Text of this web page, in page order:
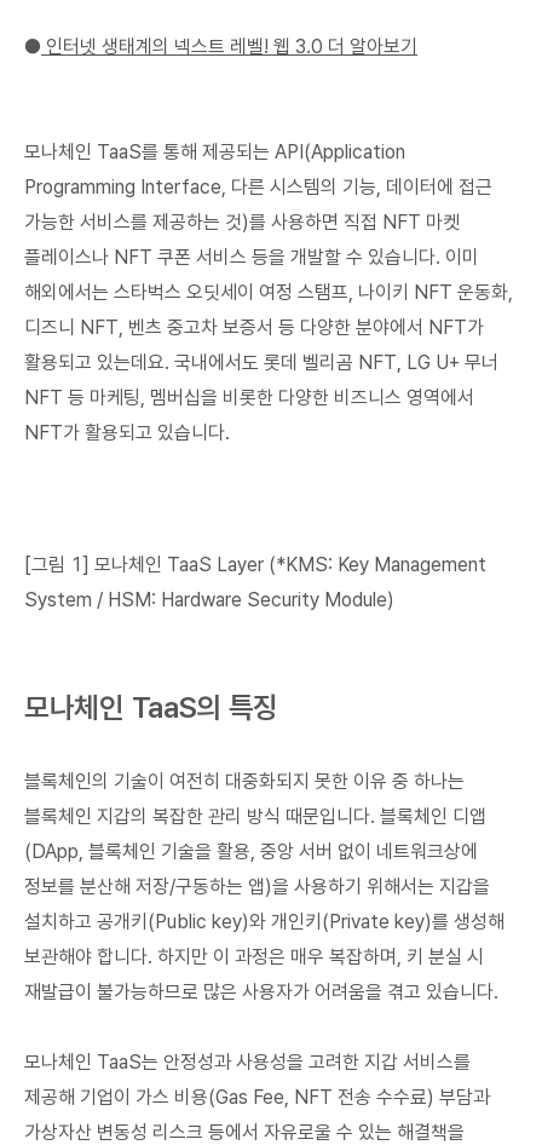
● 인터넷 생태계의 넥스트 레벨! 웹 3.0 더 알아보기
모나체인 TaaS를 통해 제공되는 API(Application
Programming Interface, 다른 시스템의 기능, 데이터에 접근
가능한 서비스를 제공하는 것)를 사용하면 직접 NFT 마켓
플레이스나 NFT 쿠폰 서비스 등을 개발할 수 있습니다. 이미
해외에서는 스타벅스 오딧세이 여정 스탬프, 나이키 NFT 운동화,
디즈니 NFT, 벤츠 중고차 보증서 등 다양한 분야에서 NFT가
활용되고 있는데요. 국내에서도 롯데 벨리곰 NFT, LG U+ 무너
NFT 등 마케팅, 멤버십을 비롯한 다양한 비즈니스 영역에서
NFT가 활용되고 있습니다.
[그림 1] 모나체인 TaaS Layer (*KMS: Key Management
System / HSM: Hardware Security Module)
모나체인 TaaS의 특징
블록체인의 기술이 여전히 대중화되지 못한 이유 중 하나는
블록체인 지갑의 복잡한 관리 방식 때문입니다. 블록체인 디앱
(DApp, 블록체인 기술을 활용, 중앙 서버 없이 네트워크상에
정보를 분산해 저장/구동하는 앱)을 사용하기 위해서는 지갑을
설치하고 공개키(Public key)와 개인키(Private key)를 생성해
보관해야 합니다. 하지만 이 과정은 매우 복잡하며, 키 분실 시
재발급이 불가능하므로 많은 사용자가 어려움을 겪고 있습니다.
모나체인 TaaS는 안정성과 사용성을 고려한 지갑 서비스를
제공해 기업이 가스 비용(Gas Fee, NFT 전송 수수료) 부담과
가상자산 변동성 리스크 등에서 자유로울 수 있는 해결책을